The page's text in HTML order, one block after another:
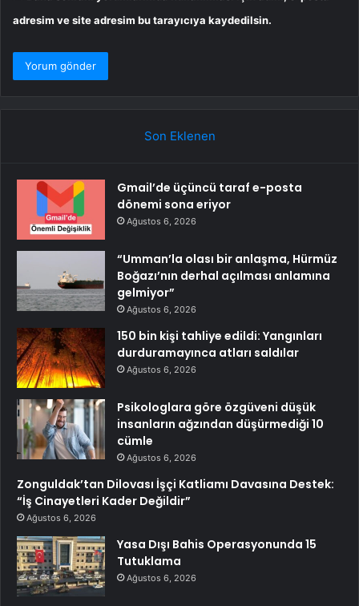
adresim ve site adresim bu tarayıcıya kaydedilsin.
Son Eklenen
Gmail’de üçüncü taraf e-posta
dönemi sona eriyor
Ağustos 6, 2026
“Umman’la olası bir anlaşma, Hürmüz
Boğazı’nın derhal açılması anlamına
gelmiyor”
Ağustos 6, 2026
150 bin kişi tahliye edildi: Yangınları
durduramayınca atları saldılar
Ağustos 6, 2026
Psikologlara göre özgüveni düşük
insanların ağzından düşürmediği 10
cümle
Ağustos 6, 2026
Zonguldak’tan Dilovası İşçi Katliamı Davasına Destek:
“İş Cinayetleri Kader Değildir”
Ağustos 6, 2026
Yasa Dışı Bahis Operasyonunda 15
Tutuklama
Ağustos 6, 2026